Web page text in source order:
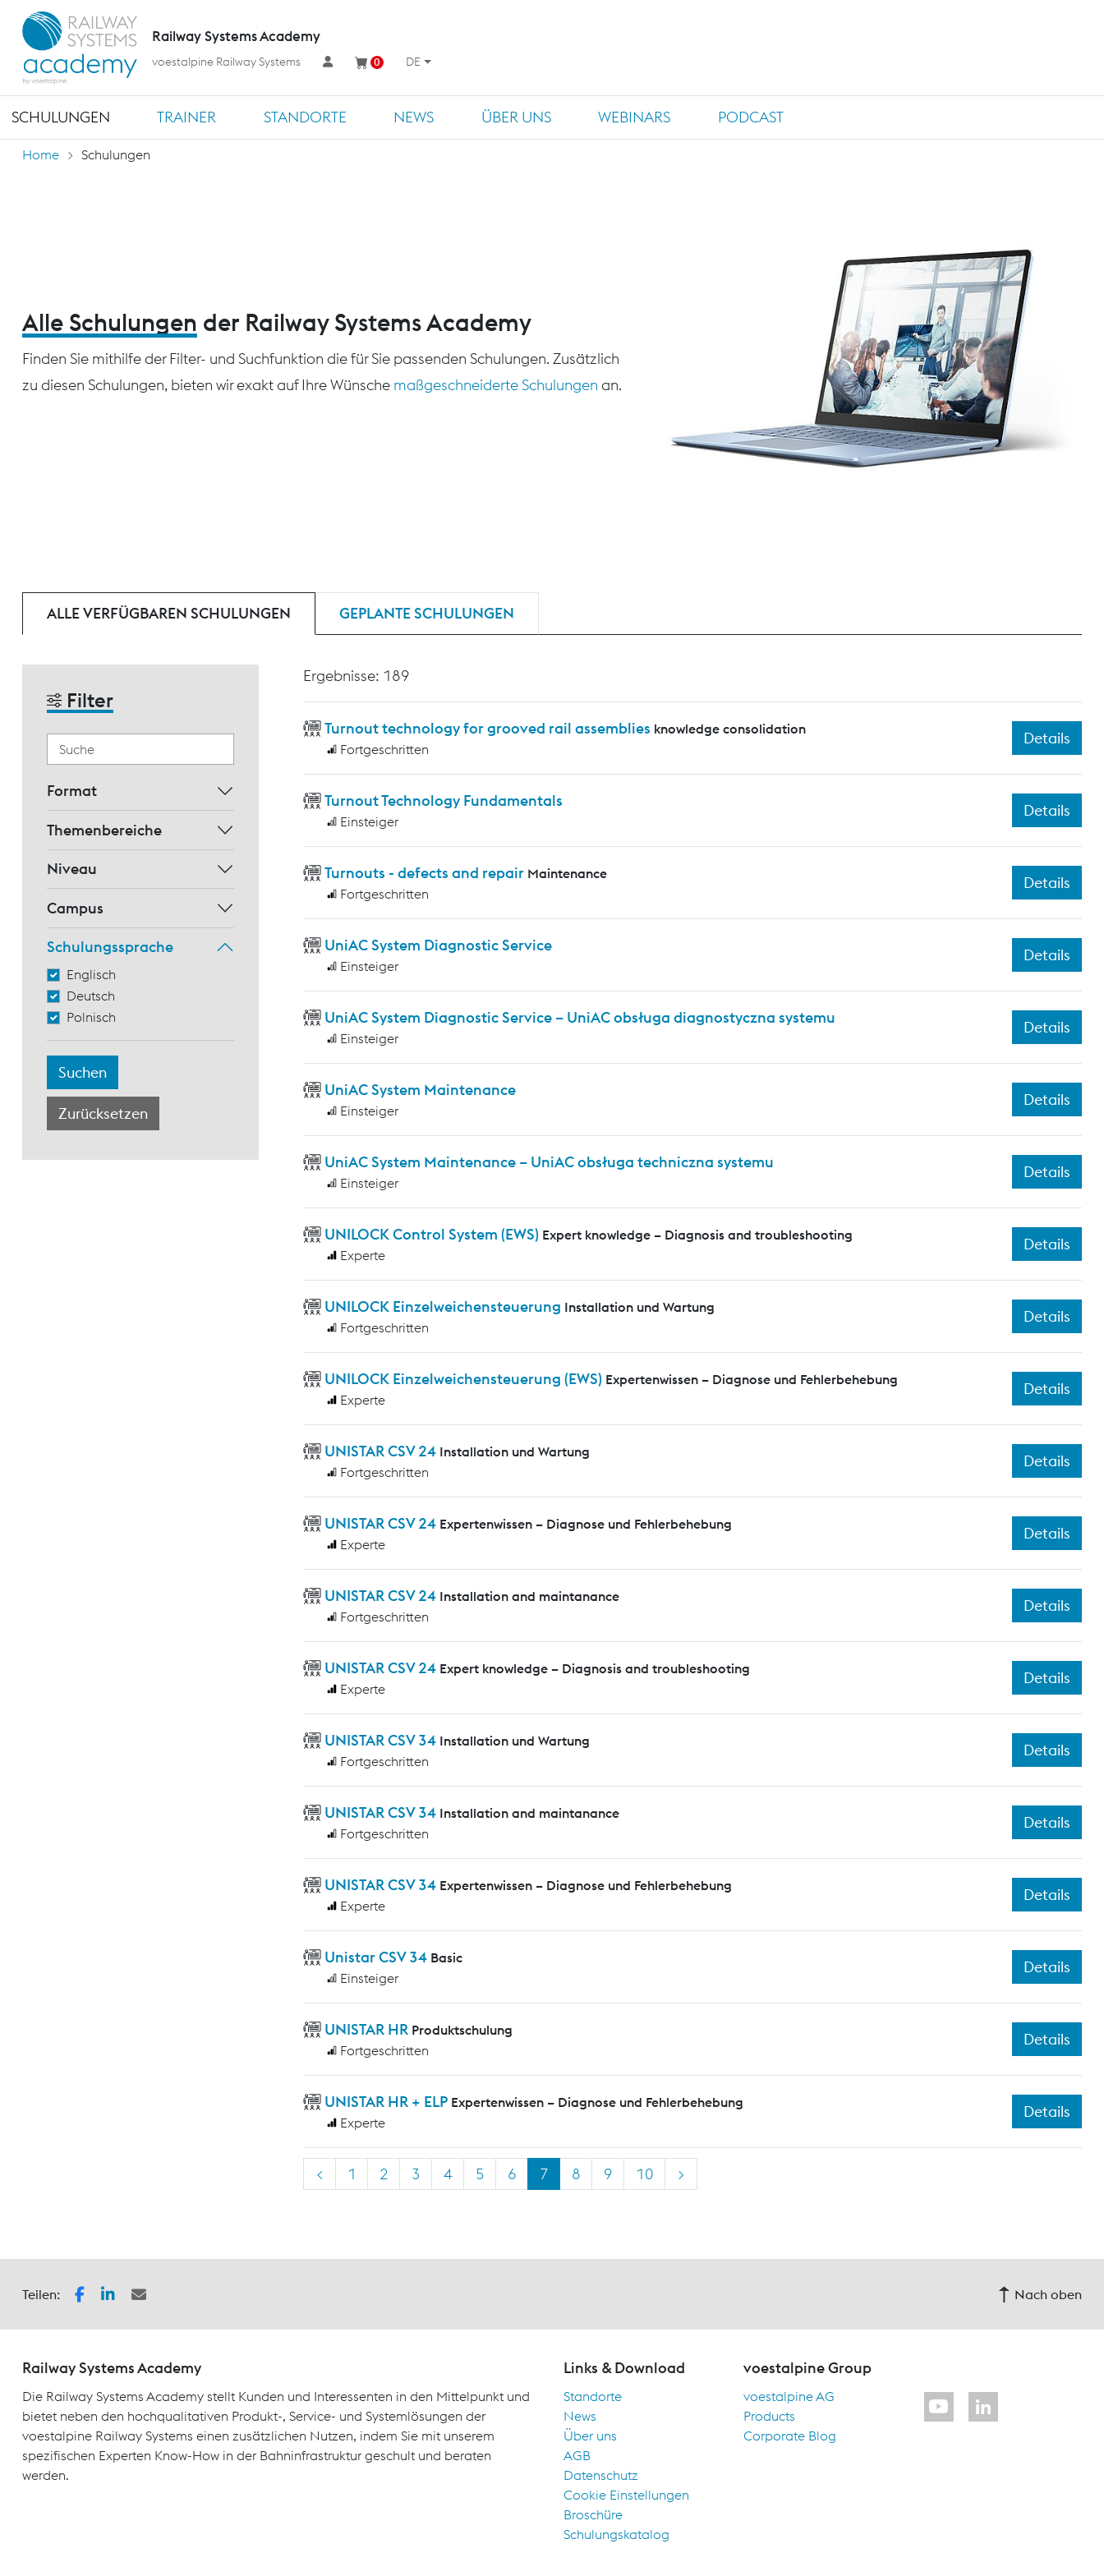
SCHULUNGEN TRAINER STANDORTE NEWS ÜBER UNS WEBINARS PODCAST
Railway Systems Academy
voestalpine Railway Systems 0 DE
Home Schulungen
Alle Schulungen der Railway Systems Academy
Finden Sie mithilfe der Filter- und Suchfunktion die für Sie passenden Schulungen. Zusätzlich
zu diesen Schulungen, bieten wir exakt auf Ihre Wünsche maßgeschneiderte Schulungen an.
ALLE VERFÜGBAREN SCHULUNGEN GEPLANTE SCHULUNGEN
Filter
Format
Themenbereiche
Niveau
Campus
Schulungssprache
Englisch
Deutsch
Polnisch
Ergebnisse: 189
Turnout technology for grooved rail assemblies knowledge consolidation
Fortgeschritten
Details
Turnout Technology Fundamentals
Einsteiger
Details
Turnouts - defects and repair Maintenance
Fortgeschritten
Details
UniAC System Diagnostic Service
Einsteiger
Details
UniAC System Diagnostic Service – UniAC obsługa diagnostyczna systemu
Einsteiger
Details
UniAC System Maintenance
Einsteiger
Details
UniAC System Maintenance – UniAC obsługa techniczna systemu
Einsteiger
Details
UNILOCK Control System (EWS) Expert knowledge – Diagnosis and troubleshooting
Experte
Details
UNILOCK Einzelweichensteuerung Installation und Wartung
Fortgeschritten
Details
UNILOCK Einzelweichensteuerung (EWS) Expertenwissen – Diagnose und Fehlerbehebung
Experte
Details
UNISTAR CSV 24 Installation und Wartung
Fortgeschritten
Details
UNISTAR CSV 24 Expertenwissen – Diagnose und Fehlerbehebung
Experte
Details
UNISTAR CSV 24 Installation and maintanance
Fortgeschritten
Details
UNISTAR CSV 24 Expert knowledge – Diagnosis and troubleshooting
Experte
Details
UNISTAR CSV 34 Installation und Wartung
Fortgeschritten
Details
UNISTAR CSV 34 Installation and maintanance
Fortgeschritten
Details
UNISTAR CSV 34 Expertenwissen – Diagnose und Fehlerbehebung
Experte
Details
Unistar CSV 34 Basic
Einsteiger
Details
UNISTAR HR Produktschulung
Fortgeschritten
Details
UNISTAR HR + ELP Expertenwissen – Diagnose und Fehlerbehebung
Experte
Details
< 1 2 3 4 5 6 7 8 9 10 >
Teilen: Nach oben
Railway Systems Academy
Die Railway Systems Academy stellt Kunden und Interessenten in den Mittelpunkt und
bietet neben den hochqualitativen Produkt-, Service- und Systemlösungen der
voestalpine Railway Systems einen zusätzlichen Nutzen, indem Sie mit unserem
spezifischen Experten Know-How in der Bahninfrastruktur geschult und beraten
werden.
Links & Download
Standorte
News
Über uns
AGB
Datenschutz
Cookie Einstellungen
Broschüre
Schulungskatalog
voestalpine Group
voestalpine AG
Products
Corporate Blog